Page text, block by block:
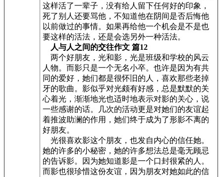
这样活了一辈子，没有给人留下任何好的印象，
死了别人还要骂他，不知道他在阴间是否后悔他
以前做过的事情。如果再给他一个机会是不是也
要这样的活法，还是会选另外一种活法。
人与人之间的交往作文 篇12
两个好朋友，光和影，光是班级和学校的风云
人物。而影只是一个无名小卒。也许是因为有共
同的爱好，她们都是很怀旧的人，喜欢那些老掉
牙的歌曲。影似乎对光颇有好感，总是默默的关
心着光，渐渐地光也适时地表示对影的关心，说
一些感谢的话。几次的活动更是对她们的友谊起
着推波助澜的作用，她们终于成为了形影不离的
好朋友。
光很喜欢影这个朋友，也发自内心的信任她。
她的许多的小秘密，她的许多想法总是毫无顾忌
的告诉影。因为她知道影是一个口封很紧的人。
而影也很珍惜这份友谊，因为朋友对她如此的信